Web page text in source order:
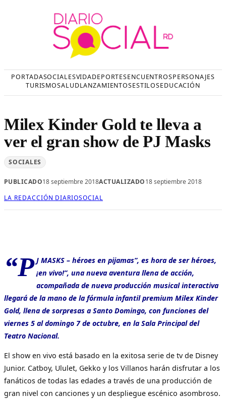
PORTADASOCIALESVIDADEPORTESENCUENTROSPERSONAJES
TURISMOSALUDLANZAMIENTOSESTILOSEDUCACIÓN
Milex Kinder Gold te lleva a
ver el gran show de PJ Masks
SOCIALES
PUBLICADO18 septiembre 2018ACTUALIZADO18 septiembre 2018
LA REDACCIÓN DIARIOSOCIAL
“P J MASKS – héroes en pijamas”, es hora de ser héroes,
¡en vivo!”, una nueva aventura llena de acción,
acompañada de nueva producción musical interactiva
llegará de la mano de la fórmula infantil premium Milex Kinder
Gold, llena de sorpresas a Santo Domingo, con funciones del
viernes 5 al domingo 7 de octubre, en la Sala Principal del
Teatro Nacional.
El show en vivo está basado en la exitosa serie de tv de Disney
Junior. Catboy, Ululet, Gekko y los Villanos harán disfrutar a los
fanáticos de todas las edades a través de una producción de
gran nivel con canciones y un despliegue escénico asombroso.